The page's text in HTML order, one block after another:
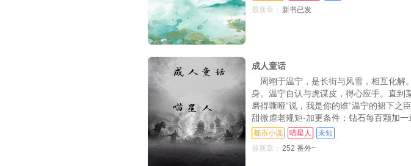
第94章 庆功宴
第97章 生日快乐，我的朋友
第103章 《老子的海》
第106章 巨人 第107
第109章 白菜开会 第110章
第112章 壁水貐之门
第115章 木筏求生（三）
最新章： 新书已发
成人童话
周翊于温宁，是长街与风雪，相互化
身。温宁自认与虎谋皮，得心应手。直到
磨得嘶哑“说，我是你的谁“温宁的裙下之
甜微虐老规矩-加更条件：钻石每百颗加一
都市小说 喵星人
未知
最新章： 252 番外~